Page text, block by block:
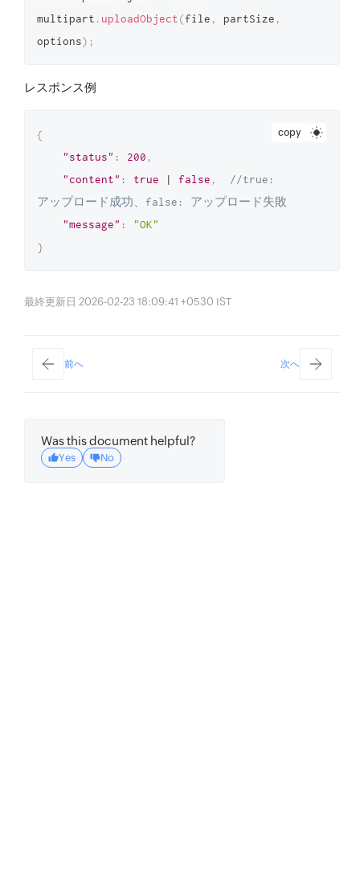
multipart . uploadObject(file , partSize ,
options) ;
レスポンス例
copy
{
"status" : 200 ,
"content" : true | false ,
//true:
アップロード成功、false: アップロード失敗
"message" :
"OK"
}
最終更新日 2026-02-23 18:09:41 +0530 IST
前へ 次へ
Was this document helpful?
Yes No